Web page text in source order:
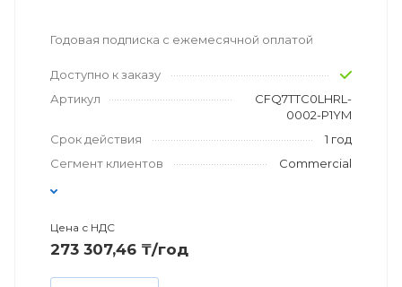
Годовая подписка с ежемесячной оплатой
Доступно к заказу
Артикул
CFQ7TTC0LHRL-
0002-P1YM
Срок действия
1 год
Сегмент клиентов
Commercial
Цена с НДС
273 307,46 ₸/год